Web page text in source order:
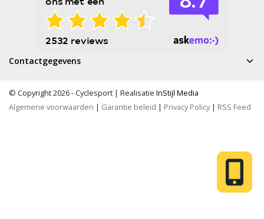
Contactgegevens
© Copyright 2026 - Cyclesport | Realisatie InStijl Media
Algemene voorwaarden | Garantie beleid | Privacy Policy| RSS Feed